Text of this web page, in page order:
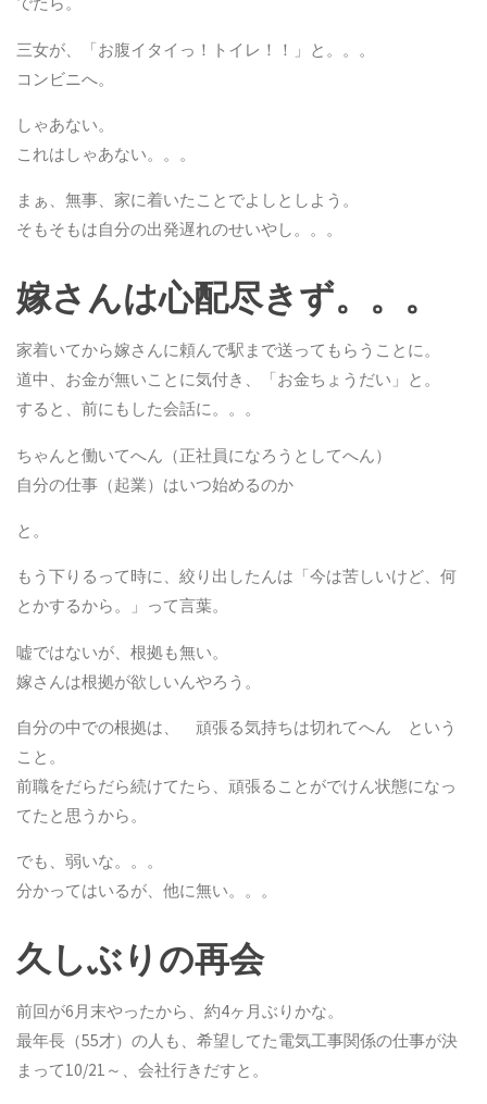
三女が、「お腹イタイっ！トイレ！！」と。。。
コンビニへ。
しゃあない。
これはしゃあない。。。
まぁ、無事、家に着いたことでよしとしよう。
そもそもは自分の出発遅れのせいやし。。。
嫁さんは心配尽きず。。。
家着いてから嫁さんに頼んで駅まで送ってもらうことに。
道中、お金が無いことに気付き、「お金ちょうだい」と。
すると、前にもした会話に。。。
ちゃんと働いてへん（正社員になろうとしてへん）
自分の仕事（起業）はいつ始めるのか
と。
もう下りるって時に、絞り出したんは「今は苦しいけど、何
とかするから。」って言葉。
嘘ではないが、根拠も無い。
嫁さんは根拠が欲しいんやろう。
自分の中での根拠は、 頑張る気持ちは切れてへん という
こと。
前職をだらだら続けてたら、頑張ることがでけん状態になっ
てたと思うから。
でも、弱いな。。。
分かってはいるが、他に無い。。。
久しぶりの再会
前回が6月末やったから、約4ヶ月ぶりかな。
最年長（55才）の人も、希望してた電気工事関係の仕事が決
まって10/21～、会社行きだすと。